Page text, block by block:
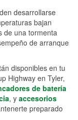
desarrollarse
bajan
de una tormenta
de arranque
disponibles en tu
Highway en Tyler,
de batería
, y accesorios
preparado